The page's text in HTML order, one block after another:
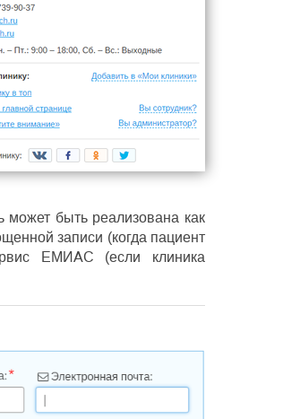
может быть реализована как
записи (когда пациент
ЕМИАС (если клиника